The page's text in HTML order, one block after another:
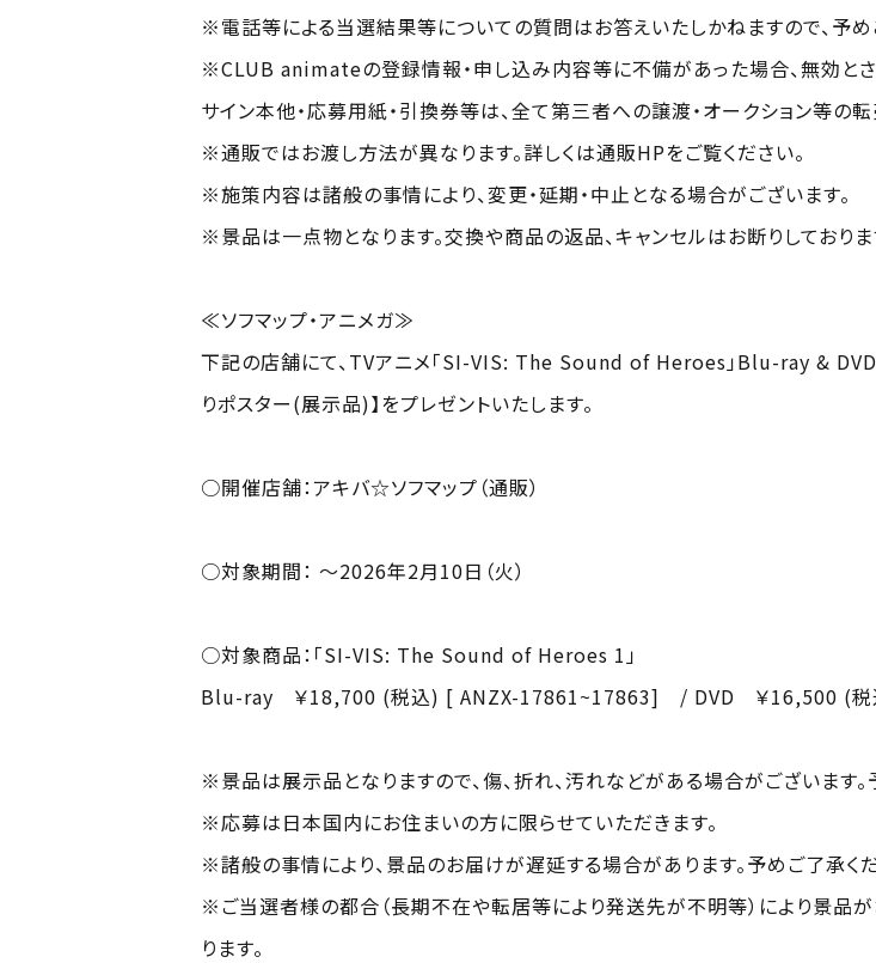
※電話等による当選結果等についての質問はお答えいたしかねますので、予め
※CLUB animateの登録情報・申し込み内容等に不備があった場合、無効とさ
サイン本他・応募用紙・引換券等は、全て第三者への譲渡・オークション等の
※通販ではお渡し方法が異なります。詳しくは通販HPをご覧ください。
※施策内容は諸般の事情により、変更・延期・中止となる場合がございます。
※景品は一点物となります。交換や商品の返品、キャンセルはお断りしており
≪ソフマップ・アニメガ≫
下記の店舗にて、TVアニメ「SI-VIS: The Sound of Heroes」Blu-ray &
りポスター(展示品)】をプレゼントいたします。
○開催店舗：アキバ☆ソフマップ（通販）
○対象期間： ～2026年2月10日（火）
○対象商品：「SI-VIS: The Sound of Heroes 1」
Blu-ray ￥18,700 (税込) [ ANZX-17861~17863] / DVD ￥16,500 (税
※景品は展示品となりますので、傷、折れ、汚れなどがある場合がございます。
※応募は日本国内にお住まいの方に限らせていただきます。
※諸般の事情により、景品のお届けが遅延する場合があります。予めご了承くだ
※ご当選者様の都合（長期不在や転居等により発送先が不明等）により景品
ります。